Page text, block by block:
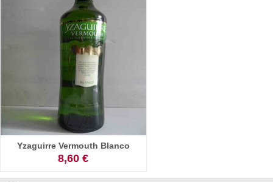
Yzaguirre Vermouth Blanco
8,60 €